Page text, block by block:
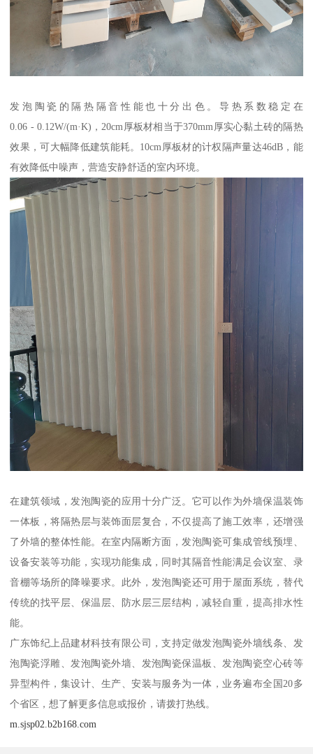
发泡陶瓷的隔热隔音性能也十分出色。导热系数稳定在
0.06 - 0.12W/(m·K)，20cm厚板材相当于370mm厚实心黏土砖的隔热
效果，可大幅降低建筑能耗。10cm厚板材的计权隔声量达46dB，能
有效降低中噪声，营造安静舒适的室内环境。
在建筑领域，发泡陶瓷的应用十分广泛。它可以作为外墙保温装饰
一体板，将隔热层与装饰面层复合，不仅提高了施工效率，还增强
了外墙的整体性能。在室内隔断方面，发泡陶瓷可集成管线预埋、
设备安装等功能，实现功能集成，同时其隔音性能满足会议室、录
音棚等场所的降噪要求。此外，发泡陶瓷还可用于屋面系统，替代
传统的找平层、保温层、防水层三层结构，减轻自重，提高排水性
能。
广东饰纪上品建材科技有限公司，支持定做发泡陶瓷外墙线条、发
泡陶瓷浮雕、发泡陶瓷外墙、发泡陶瓷保温板、发泡陶瓷空心砖等
异型构件，集设计、生产、安装与服务为一体，业务遍布全国20多
个省区，想了解更多信息或报价，请拨打热线。
m.sjsp02.b2b168.com